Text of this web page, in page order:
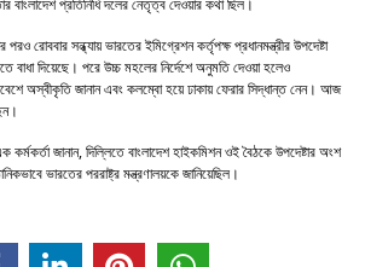
রোববার সন্ধ্যায় ভারতের ইমিগ্রেশন কর্তৃপক্ষ প্রধানমন্ত্রীর উপদেষ্টা
বাধা দিয়েছে। পরে উচ্চ মহলের নির্দেশে অনুমতি দেওয়া হলেও
অস্বীকৃতি জানান এবং কলম্বো হয়ে ঢাকায় ফেরার সিদ্ধান্ত নেন। আজ
কর্মকর্তা জানান, দিল্লিতে বাংলাদেশ হাইকমিশন ওই বৈঠকে উপদেষ্টার অংশ
ভারতের পররাষ্ট্র মন্ত্রণালয়কে জানিয়েছিল।